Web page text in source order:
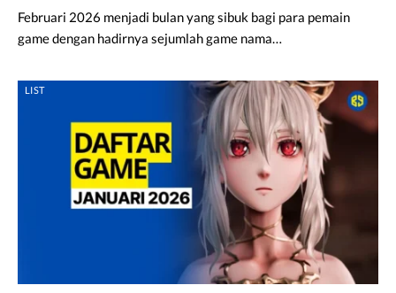
Februari 2026 menjadi bulan yang sibuk bagi para pemain
game dengan hadirnya sejumlah game nama…
LIST